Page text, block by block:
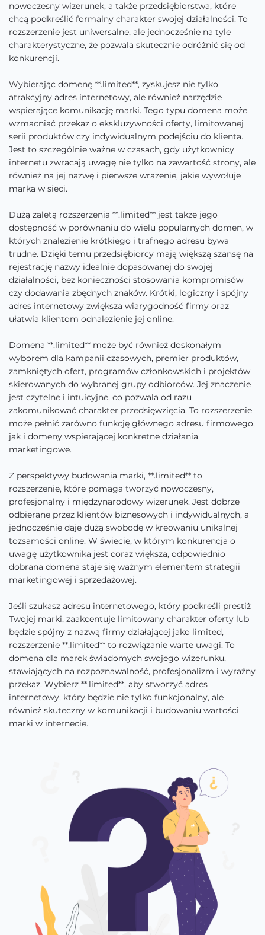
nowoczesny wizerunek, a także przedsiębiorstwa, które
chcą podkreślić formalny charakter swojej działalności. To
rozszerzenie jest uniwersalne, ale jednocześnie na tyle
charakterystyczne, że pozwala skutecznie odróżnić się od
konkurencji.
Wybierając domenę **.limited**, zyskujesz nie tylko
atrakcyjny adres internetowy, ale również narzędzie
wspierające komunikację marki. Tego typu domena może
wzmacniać przekaz o ekskluzywności oferty, limitowanej
serii produktów czy indywidualnym podejściu do klienta.
Jest to szczególnie ważne w czasach, gdy użytkownicy
internetu zwracają uwagę nie tylko na zawartość strony, ale
również na jej nazwę i pierwsze wrażenie, jakie wywołuje
marka w sieci.
Dużą zaletą rozszerzenia **.limited** jest także jego
dostępność w porównaniu do wielu popularnych domen, w
których znalezienie krótkiego i trafnego adresu bywa
trudne. Dzięki temu przedsiębiorcy mają większą szansę na
rejestrację nazwy idealnie dopasowanej do swojej
działalności, bez konieczności stosowania kompromisów
czy dodawania zbędnych znaków. Krótki, logiczny i spójny
adres internetowy zwiększa wiarygodność firmy oraz
ułatwia klientom odnalezienie jej online.
Domena **.limited** może być również doskonałym
wyborem dla kampanii czasowych, premier produktów,
zamkniętych ofert, programów członkowskich i projektów
skierowanych do wybranej grupy odbiorców. Jej znaczenie
jest czytelne i intuicyjne, co pozwala od razu
zakomunikować charakter przedsięwzięcia. To rozszerzenie
może pełnić zarówno funkcję głównego adresu firmowego,
jak i domeny wspierającej konkretne działania
marketingowe.
Z perspektywy budowania marki, **.limited** to
rozszerzenie, które pomaga tworzyć nowoczesny,
profesjonalny i międzynarodowy wizerunek. Jest dobrze
odbierane przez klientów biznesowych i indywidualnych, a
jednocześnie daje dużą swobodę w kreowaniu unikalnej
tożsamości online. W świecie, w którym konkurencja o
uwagę użytkownika jest coraz większa, odpowiednio
dobrana domena staje się ważnym elementem strategii
marketingowej i sprzedażowej.
Jeśli szukasz adresu internetowego, który podkreśli prestiż
Twojej marki, zaakcentuje limitowany charakter oferty lub
będzie spójny z nazwą firmy działającej jako limited,
rozszerzenie **.limited** to rozwiązanie warte uwagi. To
domena dla marek świadomych swojego wizerunku,
stawiających na rozpoznawalność, profesjonalizm i wyraźny
przekaz. Wybierz **.limited**, aby stworzyć adres
internetowy, który będzie nie tylko funkcjonalny, ale
również skuteczny w komunikacji i budowaniu wartości
marki w internecie.